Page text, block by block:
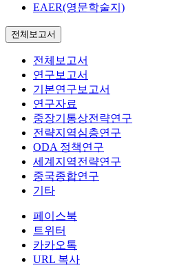
EAER(영문학술지)
전체보고서
전체보고서
연구보고서
기본연구보고서
연구자료
중장기통상전략연구
전략지역심층연구
ODA 정책연구
세계지역전략연구
중국종합연구
기타
페이스북
트위터
카카오톡
URL 복사